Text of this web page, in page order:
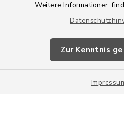
Weitere Informationen
Zur Kenntnis